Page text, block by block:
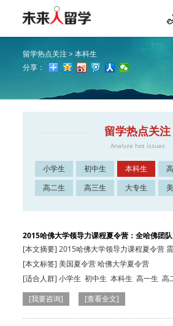
留学热点关注 >本科生
分享：
留学热点关注
Analyze hot issues
小学生 初中生 本科生
高二生
高三生 大专生
2015哈佛大学领导力课程夏令营：全哈佛团队
[本文摘要] 2015哈佛大学领导力课程夏令营
带你品质之…
[本文标签] 美国夏令营 哈佛大学夏令营
[适合人群] 小学生 初中生 本科生 高一生 高
国在读生
[我要咨询] [查看全文]